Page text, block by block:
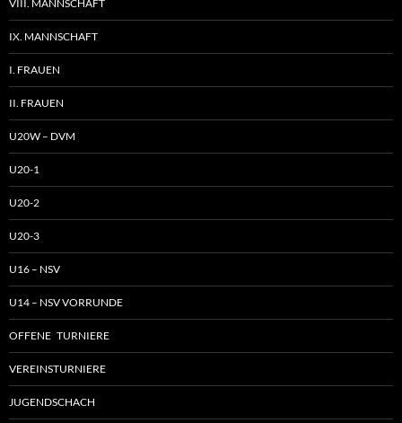
VIII. MANNSCHAFT
IX. MANNSCHAFT
I. FRAUEN
II. FRAUEN
U20W – DVM
U20-1
U20-2
U20-3
U16 – NSV
U14 – NSV VORRUNDE
OFFENE TURNIERE
VEREINSTURNIERE
JUGENDSCHACH